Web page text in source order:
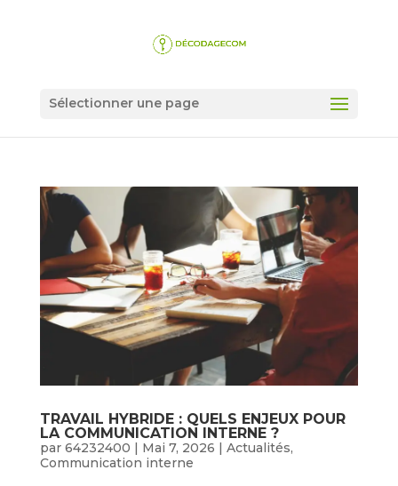
Sélectionner une page
TRAVAIL HYBRIDE : QUELS ENJEUX POUR
LA COMMUNICATION INTERNE ?
par 64232400 | Mai 7, 2026 | Actualités,
Communication interne